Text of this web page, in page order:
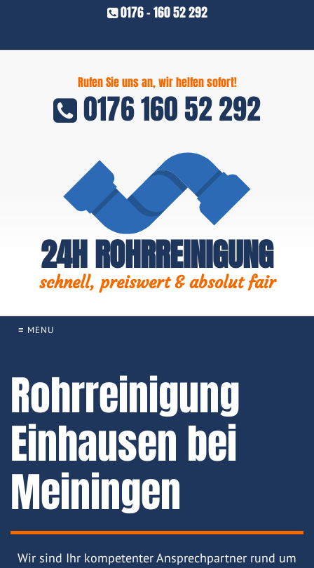
0176 - 160 52 292
Rufen Sie uns an, wir helfen sofort!
0176 160 52 292
24H ROHRREINIGUNG
schnell, preiswert & absolut fair
≡ MENU
Rohrreinigung
Einhausen bei
Meiningen
Wir sind Ihr kompetenter Ansprechpartner rund um